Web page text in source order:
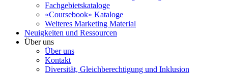
Fachgebietskataloge
«Coursebook» Kataloge
Weiteres Marketing Material
Neuigkeiten und Ressourcen
Über uns
Über uns
Kontakt
Diversität, Gleichberechtigung und Inklusion